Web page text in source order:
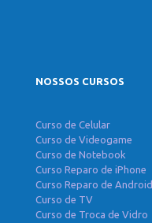
NOSSOS CURSOS
Curso de Celular
Curso de Videogame
Curso de Notebook
Curso Reparo de iPhone
Curso Reparo de Android
Curso de TV
Curso de Troca de Vidro